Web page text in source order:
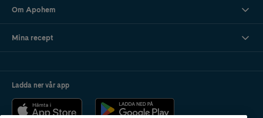
Om Apohem
Mina recept
Ladda ner vår app